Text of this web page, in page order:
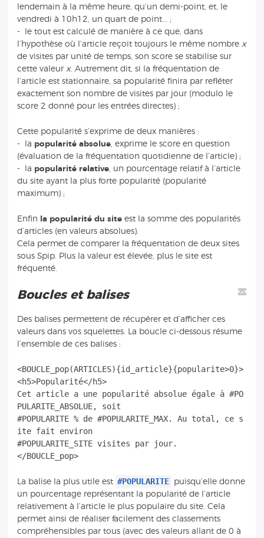
lendemain à la même heure, qu’un demi-point, et, le
vendredi à 10h12, un quart de point... ;
- le tout est calculé de manière à ce que, dans
l’hypothèse où l’article reçoit toujours le même nombre x
de visites par unité de temps, son score se stabilise sur
cette valeur x. Autrement dit, si la fréquentation de
l’article est stationnaire, sa popularité finira par refléter
exactement son nombre de visites par jour (modulo le
score 2 donné pour les entrées directes) ;
Cette popularité s’exprime de deux manières :
- la popularité absolue, exprime le score en question
(évaluation de la fréquentation quotidienne de l’article) ;
- la popularité relative, un pourcentage relatif à l’article
du site ayant la plus forte popularité (popularité
maximum) ;
Enfin la popularité du siteest la somme des popularités
d’articles (en valeurs absolues).
Cela permet de comparer la fréquentation de deux sites
sous Spip. Plus la valeur est élevée, plus le site est
fréquenté.
Boucles et balises
Des balises permettent de récupérer et d’afficher ces
valeurs dans vos squelettes. La boucle ci-dessous résume
l’ensemble de ces balises :
<BOUCLE_pop(ARTICLES){id_article}{popularite>0}>
<h5>Popularité</h5>
Cet article a une popularité absolue égale à #PO
PULARITE_ABSOLUE, soit
#POPULARITE % de #POPULARITE_MAX. Au total, ce s
ite fait environ
#POPULARITE_SITE visites par jour.
</BOUCLE_pop>
La balise la plus utile est #POPULARITE puisqu’elle donne
un pourcentage représentant la popularité de l’article
relativement à l’article le plus populaire du site. Cela
permet ainsi de réaliser facilement des classements
compréhensibles par tous (avec des valeurs allant de 0 à